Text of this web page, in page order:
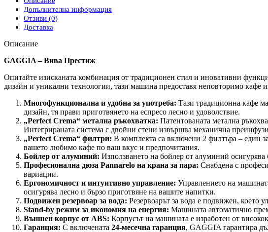
Допълнителна информация
Отзиви (0)
Доставка
Описание
GAGGIA – Вива Престиж
Опитайте изисканата комбинация от традиционен стил и иновативни
дизайн и уникални технологии, тази машина предоставя неповторимо кафе
Многофункционална и удобна за употреба: Тази традиционна кафе
дизайн, тя прави приготвянето на еспресо лесно и удоволствие.
„Perfect Crema“ метална ръкохватка: Патентованата метална
Интегрираната система с двойни стени извършва механична
„Perfect Crema“ филтри: В комплекта са включени 2 филтъра – един
вашето любимо кафе по ваш вкус и предпочитания.
Бойлер от алуминий: Използването на бойлер от алуминий осигурява
Професионална дюза Pannarelo на крана за пара: Снабдена с
вариации.
Ергономичност и интуитивно управление: Управлението на
осигурява лесно и бързо приготвяне на вашите напитки.
Подвижен резервоар за вода: Резервоарът за вода е подвижен, което
Stand-by режим за икономия на енергия: Машината автоматично
Външен корпус от ABS: Корпусът на машината е изработен от
Гаранция: С включената 24-месечна гаранция, GAGGIA гарантира